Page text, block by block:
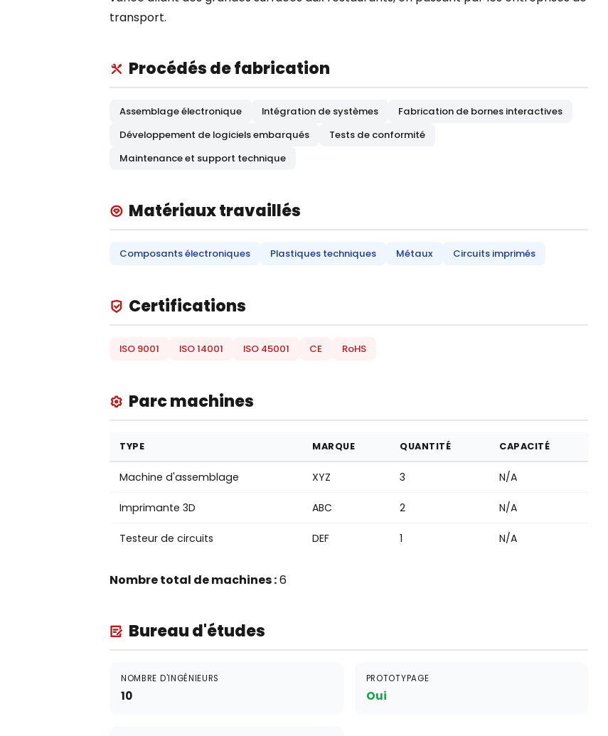
transport.
Procédés de fabrication
Assemblage électronique Intégration de systèmes
Fabrication de bornes interactives
Développement de logiciels embarqués
Tests de conformité
Maintenance et support technique
Matériaux travaillés
Composants électroniques Plastiques techniques Métaux Circuits imprimés
Certifications
ISO 9001 ISO 14001 ISO 45001 CE RoHS
Parc machines
TYPE MARQUE QUANTITÉ CAPACITÉ
Machine d'assemblage XYZ 3 N/A
Imprimante 3D ABC 2 N/A
Testeur de circuits DEF 1 N/A
Nombre total de machines :6
Bureau d'études
NOMBRE D'INGÉNIEURS
10
PROTOTYPAGE
Oui